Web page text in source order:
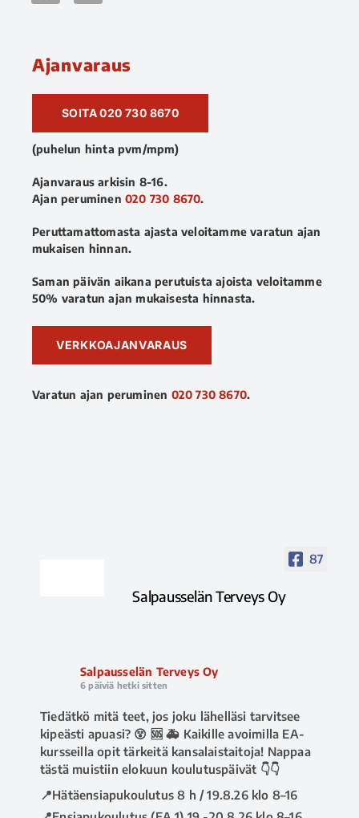
Ajanvaraus
SOITA 020 730 8670
(puhelun hinta pvm/mpm)
Ajanvaraus arkisin 8-16.
Ajan peruminen 020 730 8670.
Peruttamattomasta ajasta veloitamme varatun ajan
mukaisen hinnan.
Saman päivän aikana perutuista ajoista veloitamme
50% varatun ajan mukaisesta hinnasta.
VERKKOAJANVARAUS
Varatun ajan peruminen 020 730 8670.
87
Salpausselän Terveys Oy
Salpausselän Terveys Oy
6 päiviä hetki sitten
Tiedätkö mitä teet, jos joku lähelläsi tarvitsee
kipeästi apuasi? 😵 🆘 🚑 Kaikille avoimilla EA-
kursseilla opit tärkeitä kansalaistaitoja! Nappaa
tästä muistiin elokuun koulutuspäivät 👇👇
📍Hätäensiapukoulutus 8 h / 19.8.26 klo 8–16